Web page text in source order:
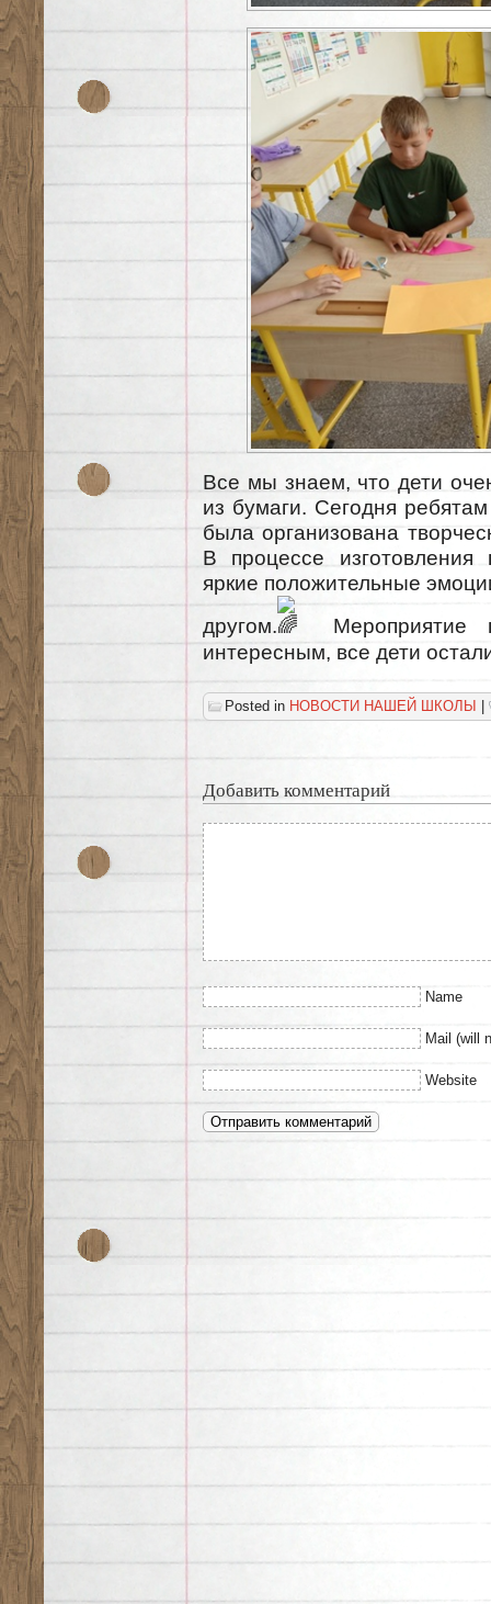
Все мы знаем, что дети
из бумаги. Сегодня
была организована
В процессе изготовления
яркие положительные
другом.
Мероприятие
интересным, все дети
Posted in НОВОСТИ НАШЕЙ ШКОЛЫ
Добавить комментарий
Name
Mail (will
Website